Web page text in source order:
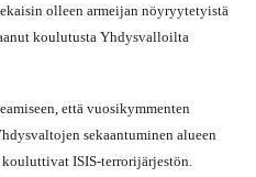
olleen armeijan nöyryytetyistä
koulutusta Yhdysvalloilta
että vuosikymmenten
sekaantuminen alueen
ISIS-terrorijärjestön.